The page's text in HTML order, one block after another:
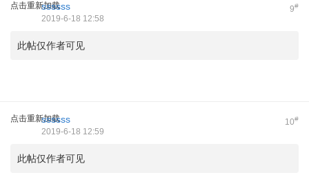
点击重新加载 9#
ssssss
2019-6-18 12:58
此帖仅作者可见
点击重新加载 10#
ssssss
2019-6-18 12:59
此帖仅作者可见